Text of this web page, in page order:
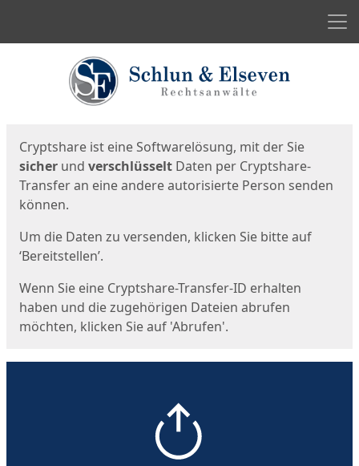
Cryptshare ist eine Softwarelösung, mit der Sie
sicher und verschlüsselt Daten per Cryptshare-
Transfer an eine andere autorisierte Person senden
können.
Um die Daten zu versenden, klicken Sie bitte auf
‘Bereitstellen’.
Wenn Sie eine Cryptshare-Transfer-ID erhalten
haben und die zugehörigen Dateien abrufen
möchten, klicken Sie auf 'Abrufen'.